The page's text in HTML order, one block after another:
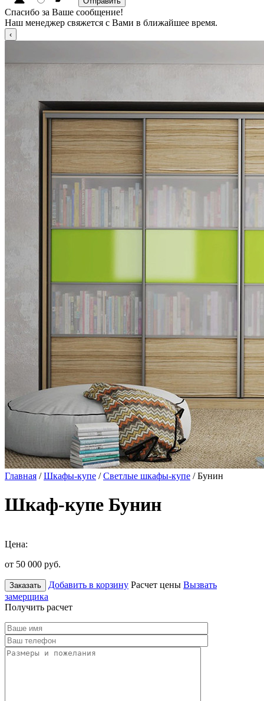
Спасибо за Ваше сообщение!
Наш менеджер свяжется с Вами в ближайшее время.
Главная /Шкафы-купе /Светлые шкафы-купе / Бунин
Шкаф-купе Бунин
Цена:
от 50 000 руб.
Заказать Добавить в корзину Расчет цены Вызвать
замерщика
Получить расчет